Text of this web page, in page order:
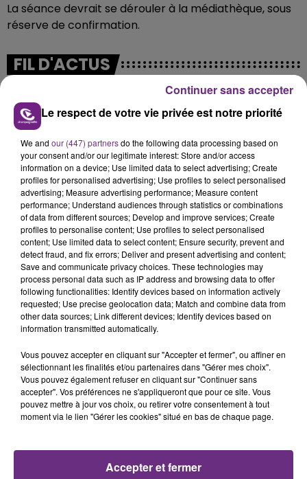
La séance devrait se dérouler à la médiathèque, sous
réserve de confirmation.
FIL D'ACTUS
LA CENTRALE NUCLÉAIRE DE CHOOZ
TOUJOURS À L'ARRÊT
Cela fait déjà une semaine que la centrale
nucléaire ardennaise est à l'arrêt. Une situation
justifiée par la sécheresse intense qui est toujours
présente.
LE MAGASIN JOUÉCLUB DE REIMS FERME
SES PORTES
C'était l'une des institutions du centre-ville
fermer ses portes.
TITRES DIFFUSÉS
Le respect de votre vie privée est notre priorité
We and our (447) partnersdo the following data processing based on
your consent and/or our legitimate interest: Store and/or access
information on a device; Use limited data to select advertising; Create
profiles for personalised advertising; Use profiles to select personalised
advertising; Measure advertising performance; Measure content
performance; Understand audiences through statistics or combinations
of data from different sources; Develop and improve services; Create
profiles to personalise content; Use profiles to select personalised
content; Use limited data to select content; Ensure security, prevent and
detect fraud, and fix errors; Deliver and present advertising and content;
Save and communicate privacy choices. These technologies may
process personal data such as IP address and browsing data to offer
following functionalities: Identify devices based on information actively
requested; Use precise geolocation data; Match and combine data from
other data sources; Link different devices; Identify devices based on
information transmitted automatically.
Vous pouvez accepter en cliquant sur "Accepter et fermer", ou affiner en
sélectionnant les finalités et/ou partenaires dans "Gérer mes choix".
Vous pouvez également refuser en cliquant sur "Continuer sans
accepter". Vos préférences ne s'appliqueront que pour ce site. Vous
pouvez mettre à jour vos choix, ou retirer votre consentement à tout
moment via le lien "Gérer les cookies" situé en bas de chaque page.
Accepter et fermer
Continuer sans accepter